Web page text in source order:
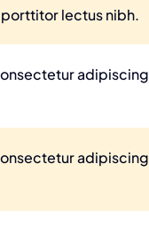
porttitor lectus nibh.
adipiscing
adipiscing